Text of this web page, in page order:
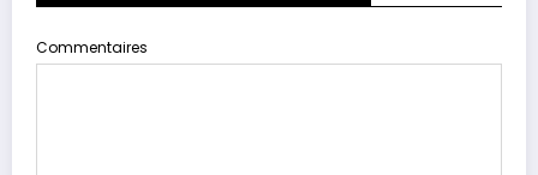
Commentaires